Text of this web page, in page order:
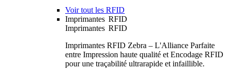
Voir tout les RFID
Imprimantes RFID
Imprimantes RFID
Imprimantes RFID Zebra – L'Alliance Parfaite
entre Impression haute qualité et Encodage RFID
pour une traçabilité ultrarapide et infaillible.